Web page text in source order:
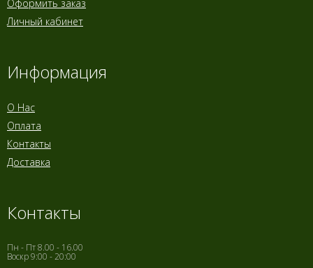
Оформить заказ
Личный кабинет
Информация
О Нас
Оплата
Контакты
Доставка
Контакты
Пн - Пт 8.00 - 16.00
Воскр 9:00 - 20:00